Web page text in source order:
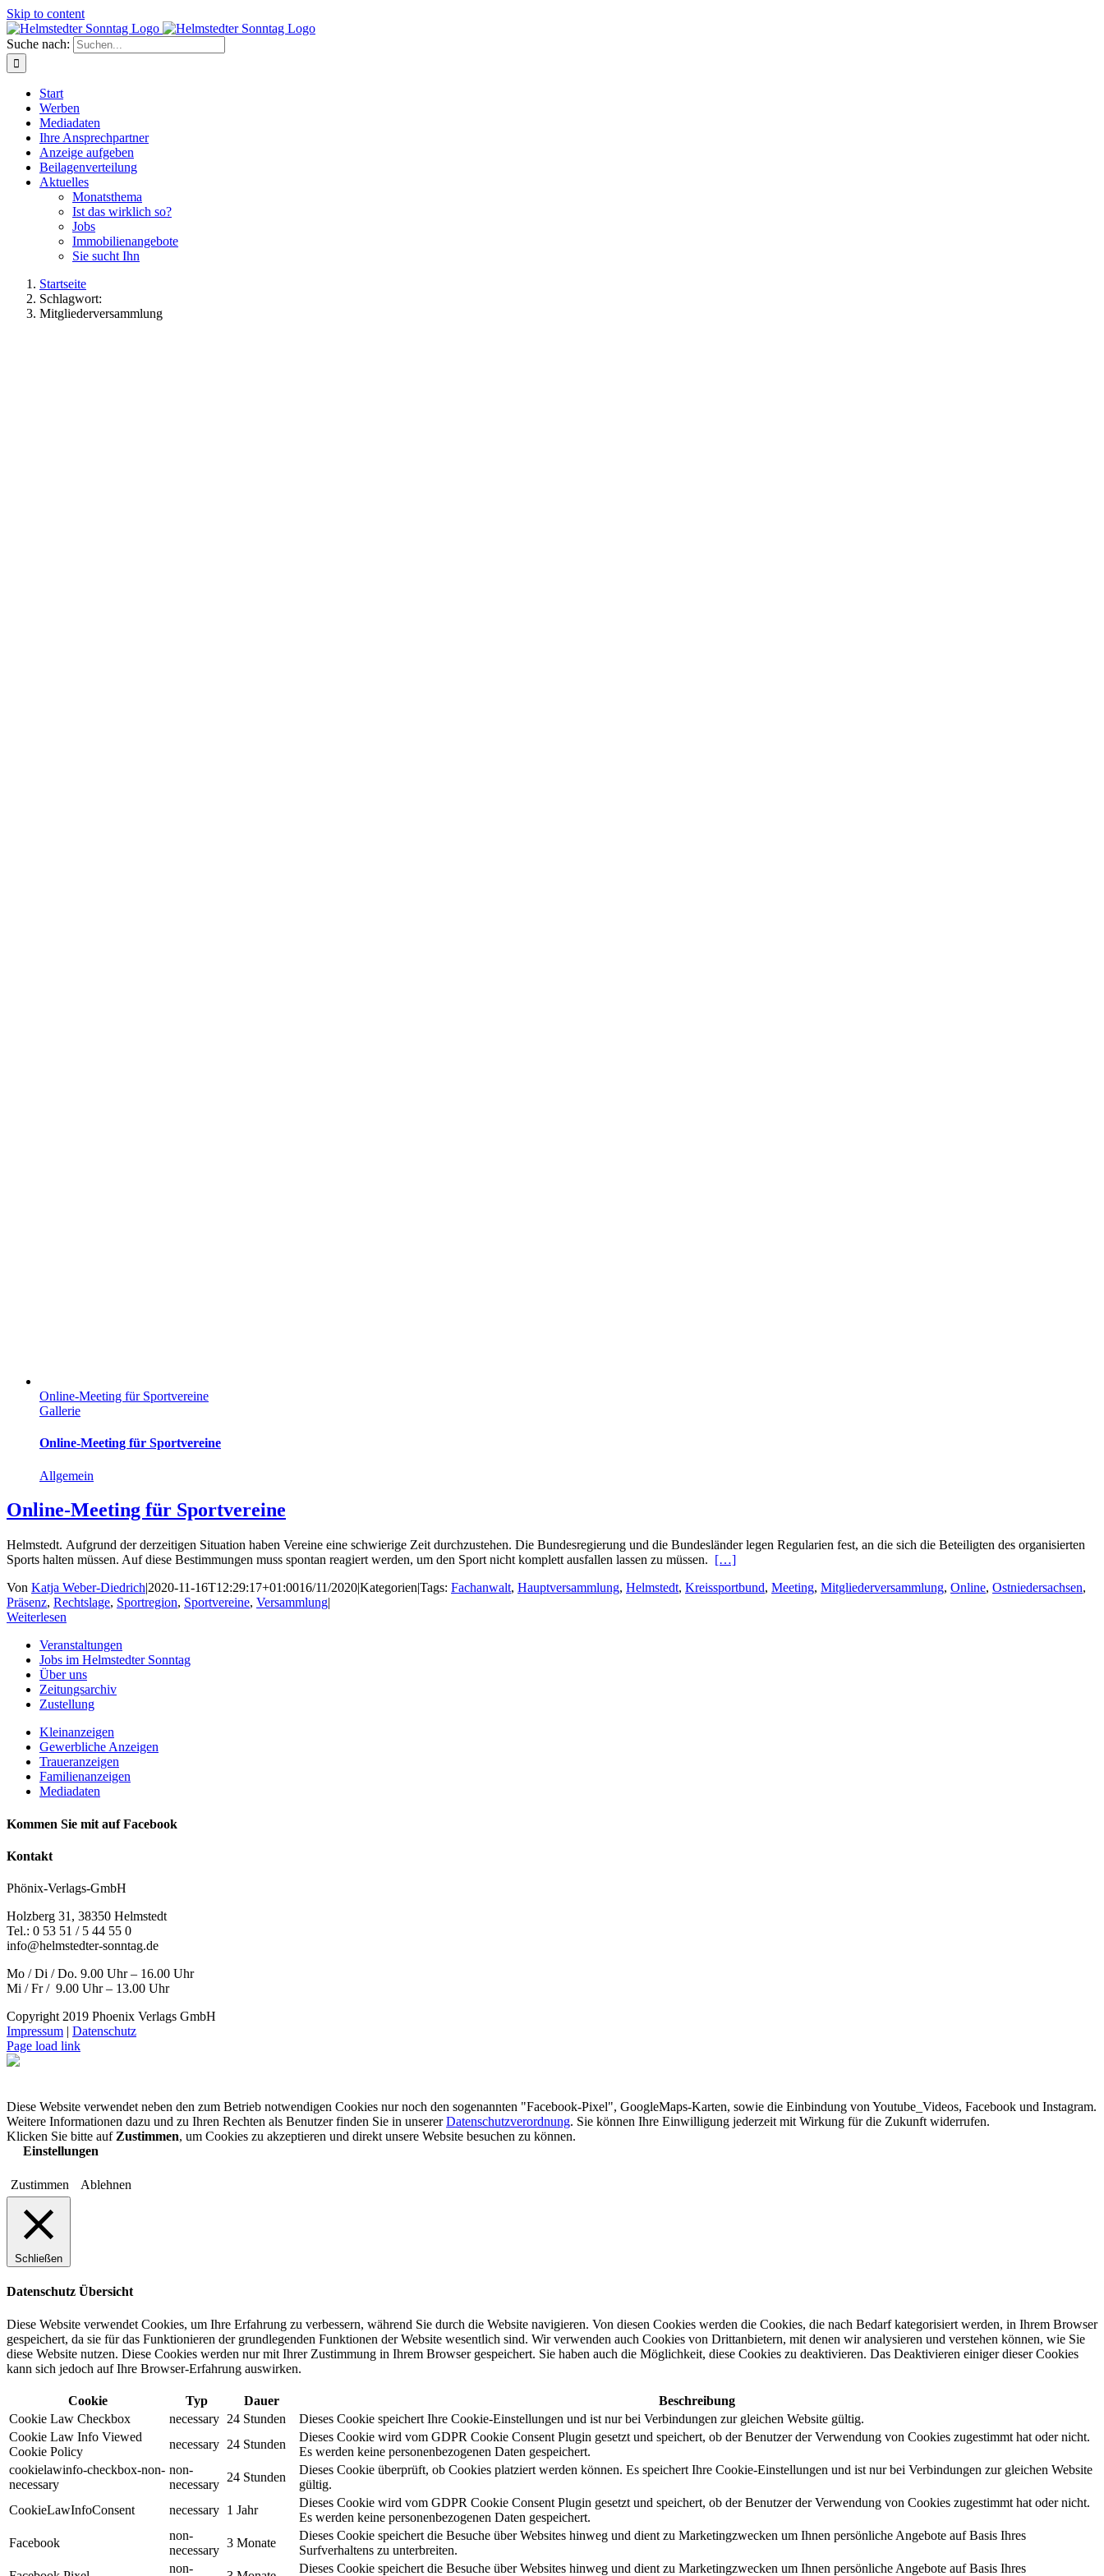
Skip to content
Suche nach:
Start
Werben
Mediadaten
Ihre Ansprechpartner
Anzeige aufgeben
Beilagenverteilung
Aktuelles
Monatsthema
Ist das wirklich so?
Jobs
Immobilienangebote
Sie sucht Ihn
Startseite
Schlagwort:
Mitgliederversammlung
Online-Meeting für Sportvereine
Gallerie
Online-Meeting für Sportvereine
Allgemein
Online-Meeting für Sportvereine
Helmstedt. Aufgrund der derzeitigen Situation haben Vereine eine schwierige Zeit durchzustehen. Die Bundesregierung und die Bundesländer legen Regularien fest, an die sich die Beteiligten des organisierten
Sports halten müssen. Auf diese Bestimmungen muss spontan reagiert werden, um den Sport nicht komplett ausfallen lassen zu müssen. […]
Von Katja Weber-Diedrich|2020-11-16T12:29:17+01:0016/11/2020|Kategorien|Tags: Fachanwalt, Hauptversammlung, Helmstedt, Kreissportbund, Meeting, Mitgliederversammlung, Online, Ostniedersachsen,
Präsenz, Rechtslage, Sportregion, Sportvereine, Versammlung|
Weiterlesen
Veranstaltungen
Jobs im Helmstedter Sonntag
Über uns
Zeitungsarchiv
Zustellung
Kleinanzeigen
Gewerbliche Anzeigen
Traueranzeigen
Familienanzeigen
Mediadaten
Kommen Sie mit auf Facebook
Kontakt
Phönix-Verlags-GmbH
Holzberg 31, 38350 Helmstedt
Tel.: 0 53 51 / 5 44 55 0
info@helmstedter-sonntag.de
Mo / Di / Do. 9.00 Uhr – 16.00 Uhr
Mi / Fr / 9.00 Uhr – 13.00 Uhr
Copyright 2019 Phoenix Verlags GmbH
Impressum | Datenschutz
Page load link
Diese Website verwendet neben den zum Betrieb notwendigen Cookies nur noch den sogenannten "Facebook-Pixel", GoogleMaps-Karten, sowie die Einbindung von Youtube_Videos, Facebook und Instagram.
Weitere Informationen dazu und zu Ihren Rechten als Benutzer finden Sie in unsererDatenschutzverordnung. Sie können Ihre Einwilligung jederzeit mit Wirkung für die Zukunft widerrufen.
Klicken Sie bitte auf Zustimmen, um Cookies zu akzeptieren und direkt unsere Website besuchen zu können.
Einstellungen
Zustimmen Ablehnen
Schließen
Datenschutz Übersicht
Diese Website verwendet Cookies, um Ihre Erfahrung zu verbessern, während Sie durch die Website navigieren. Von diesen Cookies werden die Cookies, die nach Bedarf kategorisiert werden, in Ihrem Browser
gespeichert, da sie für das Funktionieren der grundlegenden Funktionen der Website wesentlich sind. Wir verwenden auch Cookies von Drittanbietern, mit denen wir analysieren und verstehen können, wie Sie
diese Website nutzen. Diese Cookies werden nur mit Ihrer Zustimmung in Ihrem Browser gespeichert. Sie haben auch die Möglichkeit, diese Cookies zu deaktivieren. Das Deaktivieren einiger dieser Cookies
kann sich jedoch auf Ihre Browser-Erfahrung auswirken.
Cookie Typ Dauer
Beschreibung
Cookie Law Checkbox
necessary 24 Stunden
Dieses Cookie speichert Ihre Cookie-Einstellungen und ist nur bei Verbindungen zur gleichen Website gültig.
Cookie Law Info Viewed
Cookie Policy
necessary 24 Stunden
Dieses Cookie wird vom GDPR Cookie Consent Plugin gesetzt und speichert, ob der Benutzer der Verwendung von Cookies zugestimmt hat oder nicht.
Es werden keine personenbezogenen Daten gespeichert.
cookielawinfo-checkbox-non-
necessary
non-
necessary
24 Stunden
Dieses Cookie überprüft, ob Cookies platziert werden können. Es speichert Ihre Cookie-Einstellungen und ist nur bei Verbindungen zur gleichen Website
gültig.
CookieLawInfoConsent
necessary 1 Jahr
Dieses Cookie wird vom GDPR Cookie Consent Plugin gesetzt und speichert, ob der Benutzer der Verwendung von Cookies zugestimmt hat oder nicht.
Es werden keine personenbezogenen Daten gespeichert.
Facebook
non-
necessary
3 Monate
Dieses Cookie speichert die Besuche über Websites hinweg und dient zu Marketingzwecken um Ihnen persönliche Angebote auf Basis Ihres
Surfverhaltens zu unterbreiten.
non-
Dieses Cookie speichert die Besuche über Websites hinweg und dient zu Marketingzwecken um Ihnen persönliche Angebote auf Basis Ihres